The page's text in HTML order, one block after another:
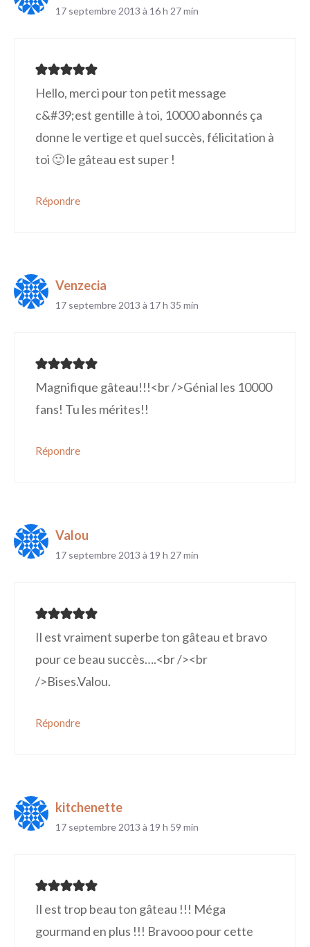
17 septembre 2013 à 16 h 27 min
Hello, merci pour ton petit message
c&#39;est gentille à toi, 10000 abonnés ça
donne le vertige et quel succès, félicitation à
toi 🙂 le gâteau est super !
Répondre
Venzecia
17 septembre 2013 à 17 h 35 min
Magnifique gâteau!!!<br />Génial les 10000
fans! Tu les mérites!!
Répondre
Valou
17 septembre 2013 à 19 h 27 min
Il est vraiment superbe ton gâteau et bravo
pour ce beau succès….<br /><br
/>Bises.Valou.
Répondre
kitchenette
17 septembre 2013 à 19 h 59 min
Il est trop beau ton gâteau !!! Méga
gourmand en plus !!! Bravooo pour cette